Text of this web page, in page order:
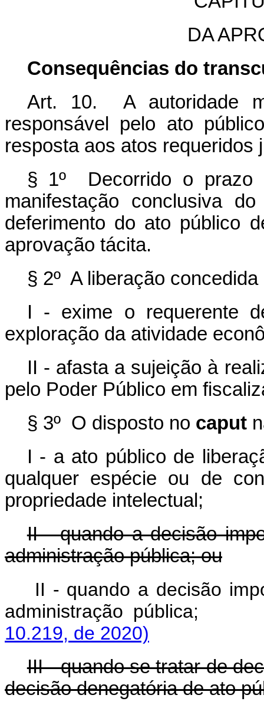
DA
Consequências do
Art. 10. A autoridade
responsável pelo ato
resposta aos atos requeridos
§ 1º Decorrido o
manifestação conclusiva
deferimento do ato público
aprovação tácita.
§ 2º A liberação
I - exime o requerente
exploração da atividade
II - afasta a sujeição à
pelo Poder Público em
§ 3º O disposto no caput
I - a ato público de
qualquer espécie ou de
propriedade intelectual;
II - quando a decisão
administração pública; ou
II - quando a decisão
administração
10.219, de 2020)
III - quando se tratar de
decisão denegatória de ato